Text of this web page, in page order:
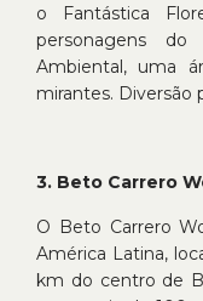
o Fantástica
personagens
Ambiental, uma
mirantes. Diversão
3. Beto Carrero
O Beto Carrero
América Latina,
km do centro de